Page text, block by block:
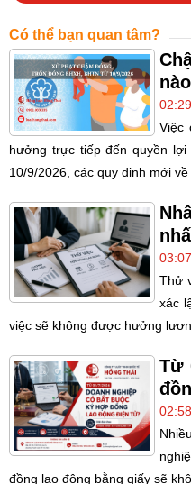
Có thể bạn quan tâm?
Việc
hưởng trực tiếp đến quyền
10/9/2026, các quy định mới
Thử
xác
việc sẽ không được hưởng
Từ
đồng lao động bằng giấy sẽ